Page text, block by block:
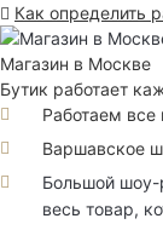
Как определить
Магазин в Москве
Бутик работает
Работаем
Варшавское
Большой шоу-
весь товар,